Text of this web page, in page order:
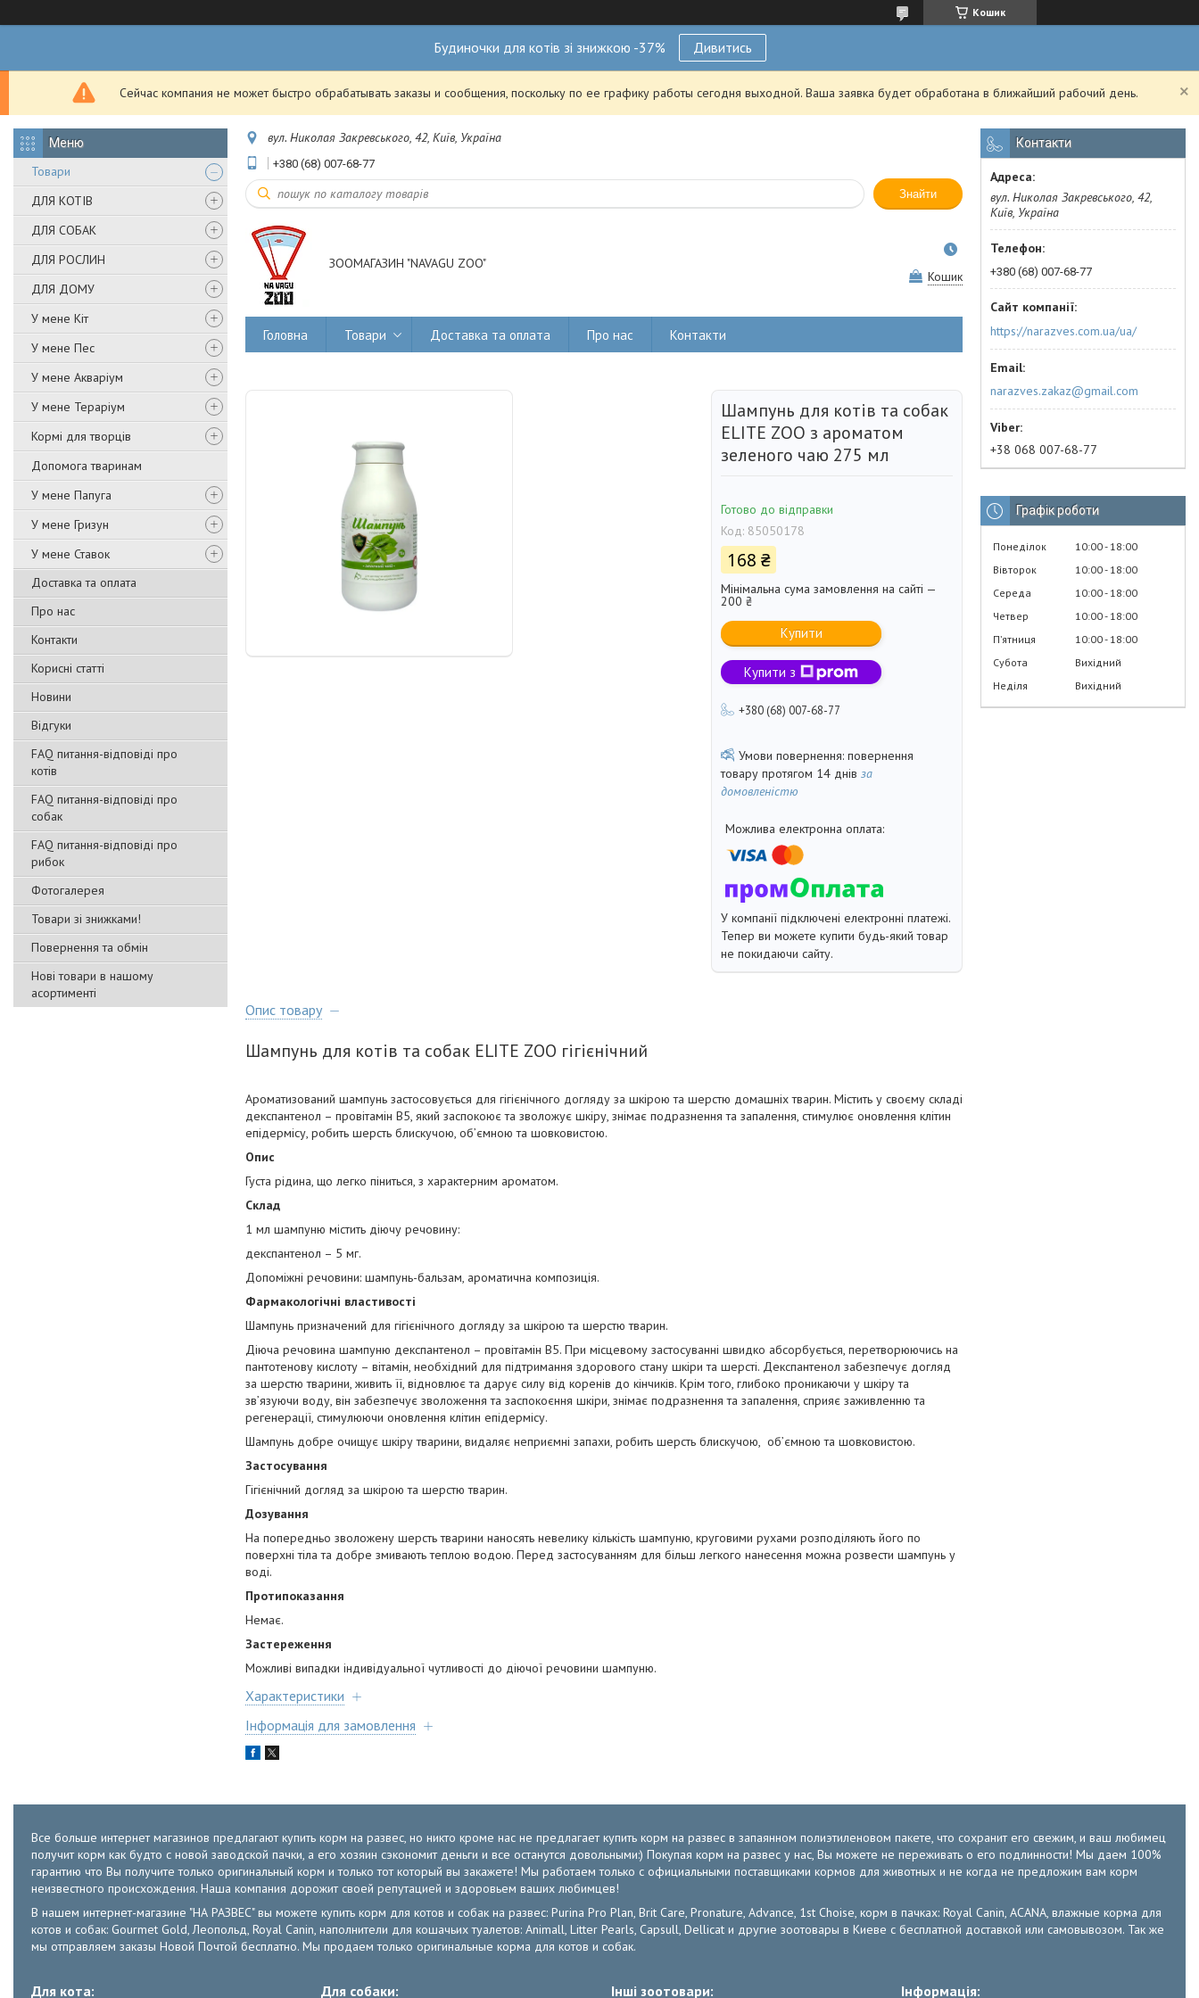
Кошик
Будиночки для котів зі знижкою -37% Дивитись
Сейчас компания не может быстро обрабатывать заказы и сообщения, поскольку по ее графику работы сегодня выходной. Ваша заявка будет обработана в ближайший рабочий день.
Товари
ДЛЯ КОТІВ
ДЛЯ СОБАК
ДЛЯ РОСЛИН
ДЛЯ ДОМУ
У мене Кіт
У мене Пес
У мене Акваріум
У мене Тераріум
Кормі для творців
Допомога тваринам
У мене Папуга
У мене Гризун
У мене Ставок
Доставка та оплата
Про нас
Контакти
Корисні статті
Новини
Відгуки
FAQ питання-відповіді про
котів
FAQ питання-відповіді про
собак
FAQ питання-відповіді про
рибок
Фотогалерея
Товари зі знижками!
Повернення та обмін
Нові товари в нашому
асортименті
вул. Николая Закревського, 42, Київ, Україна
+380 (68) 007-68-77
Знайти
ЗООМАГАЗИН "NAVAGU ZOO"
Кошик
Головна Товари Доставка та оплата Про нас Контакти
Шампунь для котів та собак
ELITE ZOO з ароматом
зеленого чаю 275 мл
Готово до відправки
Код: 85050178
168 ₴
Мінімальна сума замовлення на сайті —
200 ₴
Купити
Купити з
+380 (68) 007-68-77
повернення
товару протягом 14 днів за
домовленістю
У компанії підключені електронні платежі.
Тепер ви можете купити будь-який товар
не покидаючи сайту.
Опис товару
Шампунь для котів та собак ELITE ZOO гігієнічний
Ароматизований шампунь застосовується для гігієнічного догляду за шкірою та шерстю домашніх тварин. Містить у своєму складі
декспантенол – провітамін В5, який заспокоює та зволожує шкіру, знімає подразнення та запалення, стимулює оновлення клітин
епідермісу, робить шерсть блискучою, об’ємною та шовковистою.
Опис
Густа рідина, що легко піниться, з характерним ароматом.
Склад
1 мл шампуню містить діючу речовину:
декспантенол – 5 мг.
Допоміжні речовини: шампунь-бальзам, ароматична композиція.
Фармакологічні властивості
Шампунь призначений для гігієнічного догляду за шкірою та шерстю тварин.
Діюча речовина шампуню декспантенол – провітамін В5. При місцевому застосуванні швидко абсорбується, перетворюючись на
пантотенову кислоту – вітамін, необхідний для підтримання здорового стану шкіри та шерсті. Декспантенол забезпечує догляд
за шерстю тварини, живить її, відновлює та дарує силу від коренів до кінчиків. Крім того, глибоко проникаючи у шкіру та
зв’язуючи воду, він забезпечує зволоження та заспокоєння шкіри, знімає подразнення та запалення, сприяє заживленню та
регенерації, стимулюючи оновлення клітин епідермісу.
Шампунь добре очищує шкіру тварини, видаляє неприємні запахи, робить шерсть блискучою, об’ємною та шовковистою.
Застосування
Гігієнічний догляд за шкірою та шерстю тварин.
Дозування
На попередньо зволожену шерсть тварини наносять невелику кількість шампуню, круговими рухами розподіляють його по
поверхні тіла та добре змивають теплою водою. Перед застосуванням для більш легкого нанесення можна розвести шампунь у
воді.
Протипоказання
Немає.
Застереження
Можливі випадки індивідуальної чутливості до діючої речовини шампуню.
Характеристики
Інформація для замовлення
Контакти
вул. Николая Закревського, 42,
Київ, Україна
+380 (68) 007-68-77
https://narazves.com.ua/ua/
narazves.zakaz@gmail.com
+38 068 007-68-77
Графік роботи
Понеділок 10:00 18:00
Вівторок
10:00 18:00
Середа
10:00 18:00
Четвер
10:00 18:00
Пʼятниця
10:00 18:00
Субота
Вихідний
Неділя
Вихідний
Все больше интернет магазинов предлагают купить корм на развес, но никто кроме нас не предлагает купить корм на развес в запаянном полиэтиленовом пакете, что сохранит его свежим, и ваш любимец
получит корм как будто с новой заводской пачки, а его хозяин сэкономит деньги и все останутся довольными:) Покупая корм на развес у нас, Вы можете не переживать о его подлинности! Мы даем 100%
гарантию что Вы получите только оригинальный корм и только тот который вы закажете! Мы работаем только с официальными поставщиками кормов для животных и не когда не предложим вам корм
неизвестного происхождения. Наша компания дорожит своей репутацией и здоровьем ваших любимцев!
В нашем интернет-магазине "НА РАЗВЕС" вы можете купить корм для котов и собак на развес: Purina Pro Plan, Brit Care, Pronature, Advance, 1st Choise, корм в пачках: Royal Canin, ACANA, влажные корма для
котов и собак: Gourmet Gold, Леопольд, Royal Canin, наполнители для кошачьих туалетов: Animall, Litter Pearls, Capsull, Dellicat и другие зоотовары в Киеве с бесплатной доставкой или самовывозом. Так же
мы отправляем заказы Новой Почтой бесплатно. Мы продаем только оригинальные корма для котов и собак.
Для кота: Для собаки: Інші зоотовари: Інформація: